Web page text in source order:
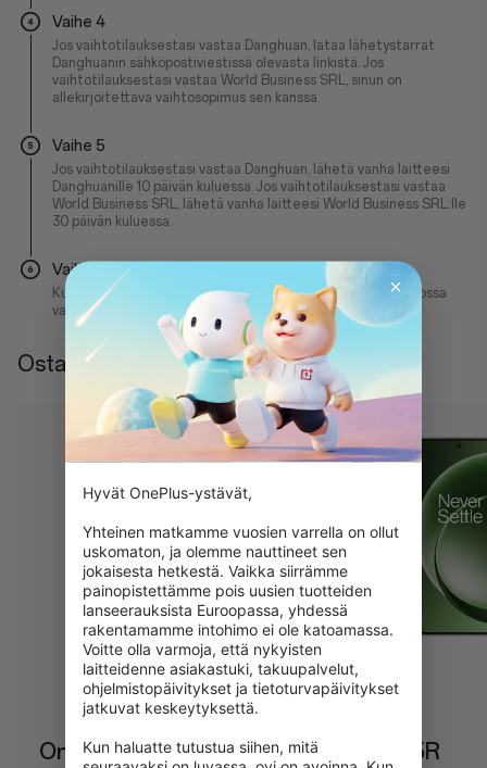
Vaihe 4
Jos vaihtotilauksestasi vastaa Danghuan, lataa lähetystarrat
Danghuanin sähköpostiviestissä olevasta linkistä. Jos
vaihtotilauksestasi vastaa World Business SRL, sinun on
allekirjoitettava vaihtosopimus sen kanssa.
Vaihe 5
Jos vaihtotilauksestasi vastaa Danghuan, lähetä vanha laitteesi
Danghuanille 10 päivän kuluessa. Jos vaihtotilauksestasi vastaa
World Business SRL, lähetä vanha laitteesi World Business SRL:lle
30 päivän kuluessa.
Vaihe 6
Kun vanha laitteesi on tarkistettu, saat sähköpostiviestin, jossa
vahvistetaan sen arvo, ja saat hyvityksen
Osta vaihtolaitetarjouksella
OnePlus 15 OnePlus 15R
Hyvät OnePlus-ystävät,
Yhteinen matkamme vuosien varrella on ollut
uskomaton, ja olemme nauttineet sen
jokaisesta hetkestä. Vaikka siirrämme
painopistettämme pois uusien tuotteiden
lanseerauksista Euroopassa, yhdessä
rakentamamme intohimo ei ole katoamassa.
Voitte olla varmoja, että nykyisten
laitteidenne asiakastuki, takuupalvelut,
ohjelmistopäivitykset ja tietoturvapäivitykset
jatkuvat keskeytyksettä.
Kun haluatte tutustua siihen, mitä